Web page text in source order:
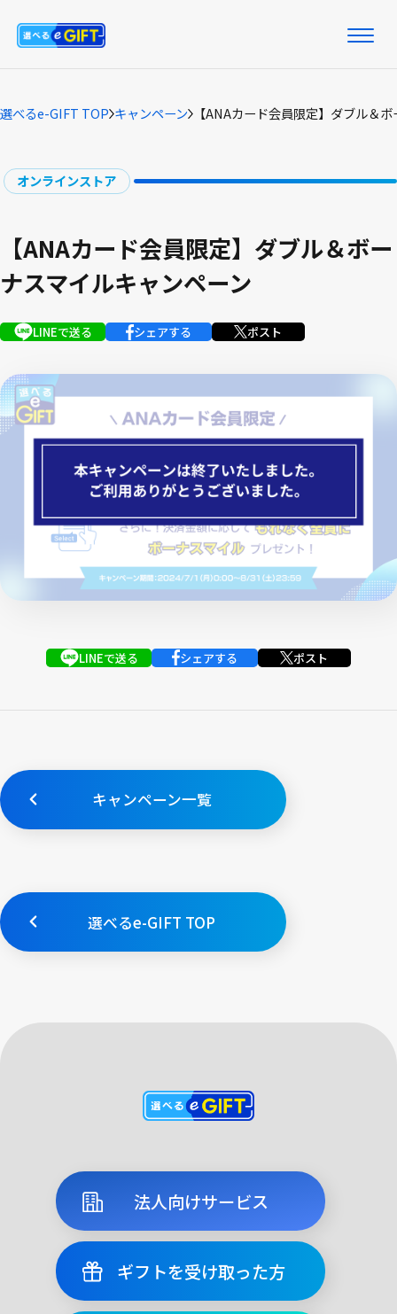
選べるe-GIFT TOP キャンペーン 【ANAカード会員限定】ダブル＆
オンラインストア
【ANAカード会員限定】ダブル＆ボー
ナスマイルキャンペーン
LINEで送る シェアする ポスト
LINEで送る シェアする ポスト
キャンペーン一覧
選べるe-GIFT TOP
法人向けサービス
ギフトを受け取った方